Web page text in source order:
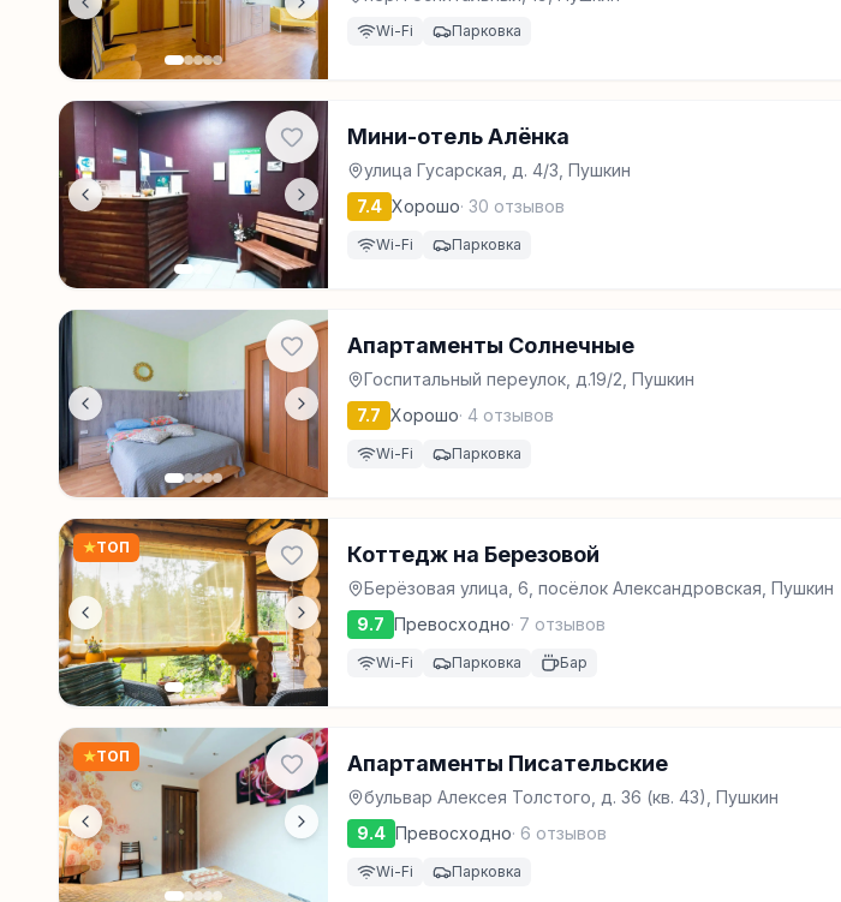
Wi-Fi Парковка
Мини-отель Алёнка
улица Гусарская, д. 4/3, Пушкин
7.4 Хорошо· 30 отзывов
Wi-Fi Парковка
Апартаменты Солнечные
Госпитальный переулок, д.19/2, Пушкин
7.7 Хорошо· 4 отзывов
Wi-Fi Парковка
★ТОП Коттедж на Березовой
Берёзовая улица, 6, посёлок Александровская, Пушкин
9.7 Превосходно· 7 отзывов
Wi-Fi Парковка Бар
★ТОП Апартаменты Писательские
бульвар Алексея Толстого, д. 36 (кв. 43), Пушкин
9.4 Превосходно· 6 отзывов
Wi-Fi Парковка